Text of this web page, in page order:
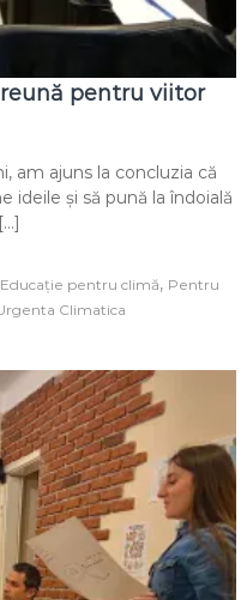
pentru viitor
am ajuns la concluzia că
ideile și să pună la îndoială
Educație pentru climă, Pentru
Climatica